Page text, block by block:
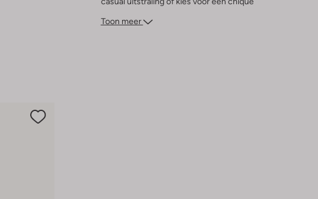
neutrale kleur zorgt ervoor dat je
Toon meer